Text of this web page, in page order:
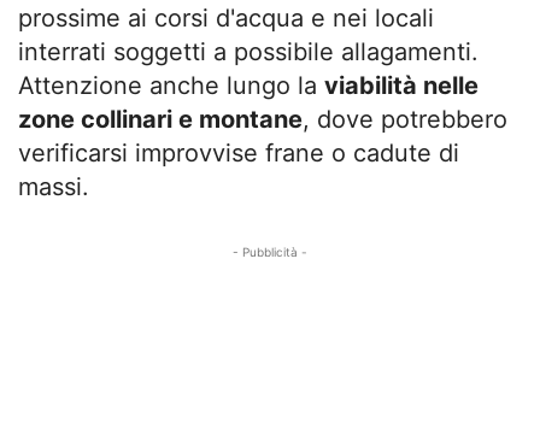
prossime ai corsi d'acqua e nei locali
interrati soggetti a possibile allagamenti.
Attenzione anche lungo la viabilità nelle
zone collinari e montane, dove potrebbero
verificarsi improvvise frane o cadute di
massi.
- Pubblicità -